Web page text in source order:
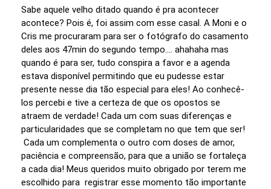
Sabe aquele velho ditado quando é pra acontecer
acontece? Pois é, foi assim com esse casal. A Moni e o
Cris me procuraram para ser o fotógrafo do casamento
deles aos 47min do segundo tempo.... ahahaha mas
quando é para ser, tudo conspira a favor e a agenda
estava disponível permitindo que eu pudesse estar
presente nesse dia tão especial para eles! Ao conhecê-
los percebi e tive a certeza de que os opostos se
atraem de verdade! Cada um com suas diferenças e
particularidades que se completam no que tem que ser!
Cada um complementa o outro com doses de amor,
paciência e compreensão, para que a união se fortaleça
a cada dia! Meus queridos muito obrigado por terem me
escolhido para registrar esse momento tão importante